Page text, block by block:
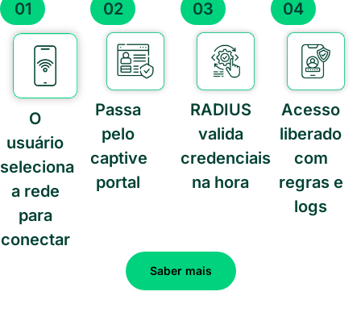
01
O
usuário
seleciona
a rede
para
conectar
02
Passa
pelo
captive
portal
03
RADIUS
valida
credenciais
na hora
04
Acesso
liberado
com
regras e
logs
Saber mais